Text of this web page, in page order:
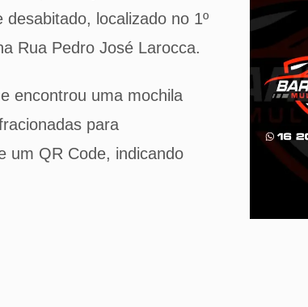
localizado no 1º
Rua Pedro José Larocca.
encontrou uma mochila
para
um QR Code, indicando